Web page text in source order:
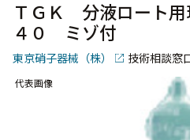
ＴＧＫ 分液ロート
４０ ミゾ付
東京硝子器械（株） 技術相談窓
代表画像